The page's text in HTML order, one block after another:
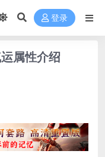
登录
属性介绍